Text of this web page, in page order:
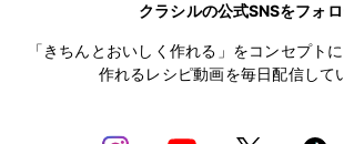
クラシルの公式SNSをフォ
「きちんとおいしく作れる」をコンセプト
作れるレシピ動画を毎日配信して